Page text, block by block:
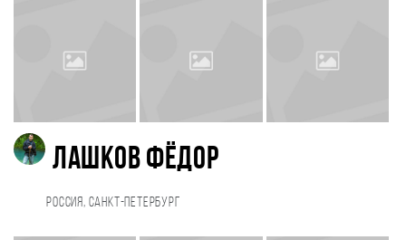
Лашков Фёдор
Россия, Санкт-Петербург